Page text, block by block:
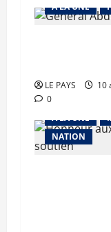
A LA UNE
LE PAYS
10
0
A LA UNE
NATION